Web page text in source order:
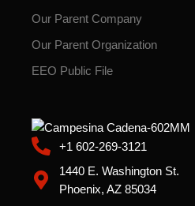
Our Parent Company
Our Parent Organization
EEO Public File
+1 602-269-3121
1440 E. Washington St.
Phoenix, AZ 85034